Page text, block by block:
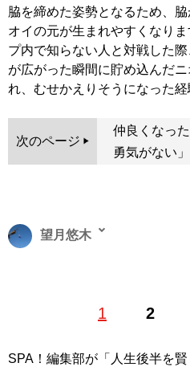
脇を締めた姿勢となるため、
オイの元が生まれやすくなり
プ内で知らない人と対戦した
が広がった瞬間に貯め込んだ
れ、むせかえりそうになった経
次のページ
仲良くなっ
勇気がない」
1 2
望月悠木
の執筆を手がける。今、知るべき情
@mochizukiyuuki
SPA！編集部が「人生後半を賢